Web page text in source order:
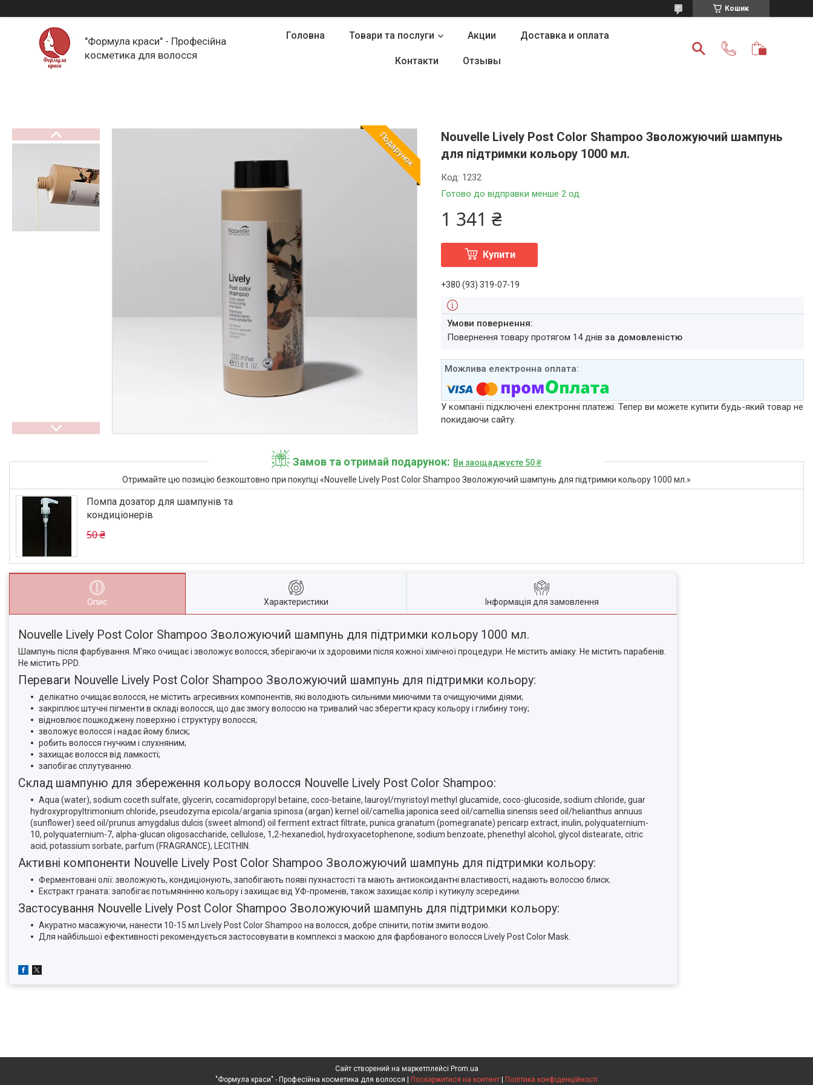
Кошик
"Формула краси" - Професійна
косметика для волосся
Головна Товари та послуги Акции Доставка и оплата
Контакти Отзывы
Подарунок
Nouvelle Lively Post Color Shampoo Зволожуючий шампунь
для підтримки кольору 1000 мл.
Готово до відправки менше 2 од.
Код: 1232
1 341 ₴
Купити
+380 (93) 319-07-19
повернення товару протягом 14 днівза домовленістю
У компанії підключені електронні платежі. Тепер ви можете купити будь-який товар не
покидаючи сайту.
Замов та отримай подарунок
Ви заощаджуєте 50 ₴
Отримайте цю позицію безкоштовно при покупці «Nouvelle Lively Post Color Shampoo Зволожуючий шампунь для підтримки кольору 1000 мл.»
50 ₴
Помпа дозатор для шампунів та
кондиціонерів
Опис Характеристики Інформація для замовлення
Nouvelle Lively Post Color Shampoo Зволожуючий шампунь для підтримки кольору 1000 мл.
Шампунь після фарбування. М'яко очищає і зволожує волосся, зберігаючи їх здоровими після кожної хімічної процедури. Не містить аміаку. Не містить парабенів.
Не містить PPD.
Переваги Nouvelle Lively Post Color Shampoo Зволожуючий шампунь для підтримки кольору:
делікатно очищає волосся, не містить агресивних компонентів, які володіють сильними миючими та очищуючими діями;
закріплює штучні пігменти в складі волосся, що дає змогу волоссю на тривалий час зберегти красу кольору і глибину тону;
відновлює пошкоджену поверхню і структуру волосся;
зволожує волосся і надає йому блиск;
робить волосся гнучким і слухняним;
захищає волосся від ламкості;
запобігає сплутуванню.
Склад шампуню для збереження кольору волосся Nouvelle Lively Post Color Shampoo:
Aqua (water), sodium coceth sulfate, glycerin, cocamidopropyl betaine, coco-betaine, lauroyl/myristoyl methyl glucamide, coco-glucoside, sodium chloride, guar
hydroxypropyltrimonium chloride, pseudozyma epicola/argania spinosa (argan) kernel oil/camellia japonica seed oil/camellia sinensis seed oil/helianthus annuus
(sunflower) seed oil/prunus amygdalus dulcis (sweet almond) oil ferment extract filtrate, punica granatum (pomegranate) pericarp extract, inulin, polyquaternium-
10, polyquaternium-7, alpha-glucan oligosaccharide, cellulose, 1,2-hexanediol, hydroxyacetophenone, sodium benzoate, phenethyl alcohol, glycol distearate, citric
acid, potassium sorbate, parfum (FRAGRANCE), LECITHIN.
Активні компоненти Nouvelle Lively Post Color Shampoo Зволожуючий шампунь для підтримки кольору:
Ферментовані олії: зволожують, кондиціонують, запобігають появі пухнастості та мають антиоксидантні властивості, надають волоссю блиск.
Екстракт граната: запобігає потьмянінню кольору і захищає від УФ-променів, також захищає колір і кутикулу зсередини.
Застосування Nouvelle Lively Post Color Shampoo Зволожуючий шампунь для підтримки кольору:
Акуратно масажуючи, нанести 10-15 мл Lively Post Color Shampoo на волосся, добре спінити, потім змити водою.
Для найбільшої ефективності рекомендується застосовувати в комплексі з маскою для фарбованого волосся Lively Post Color Mask.
Сайт створений на маркетплейсі Prom.ua
"Формула краси" - Професійна косметика для волосся | Поскаржитися на контент | Політика конфіденційності